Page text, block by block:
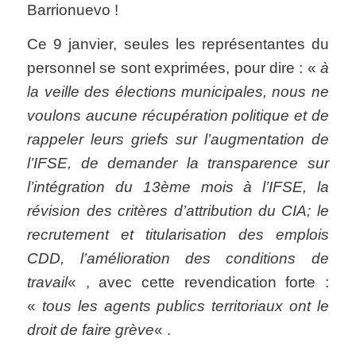
Barrionuevo !
Ce 9 janvier, seules les représentantes du
personnel se sont exprimées, pour dire : « à
la veille des élections municipales, nous ne
voulons aucune récupération politique et de
rappeler leurs griefs sur l’augmentation de
l’IFSE, de demander la transparence sur
l’intégration du 13ème mois à l’IFSE, la
révision des critères d’attribution du CIA; le
recrutement et titularisation des emplois
CDD, l’amélioration des conditions de
travail« , avec cette revendication forte :
« tous les agents publics territoriaux ont le
droit de faire grève« .